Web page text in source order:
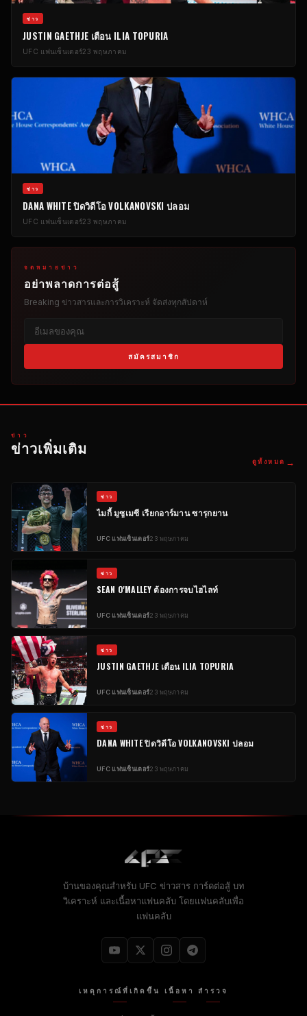
ข่าว
JUSTIN GAETHJE เตือน ILIA TOPURIA
UFC แฟนเซ็นเตอร์23 พฤษภาคม
ข่าว
DANA WHITE ปิดวิดีโอ VOLKANOVSKI ปลอม
UFC แฟนเซ็นเตอร์23 พฤษภาคม
จดหมายข่าว
อย่าพลาดการต่อสู้
Breaking ข่าวสารและการวิเคราะห์ จัดส่งทุกสัปดาห์
สมัครสมาชิก
ข่าว
ข่าวเพิ่มเติม
ดูทั้งหมด →
ข่าว
ไมกี้ มูซูเมซี เรียกอาร์มาน ซารุกยาน
UFCแฟนเซ็นเตอร์23 พฤษภาคม
ข่าว
SEAN O'MALLEY ต้องการจบไฮไลท์
UFCแฟนเซ็นเตอร์23 พฤษภาคม
ข่าว
JUSTIN GAETHJE เตือน ILIA TOPURIA
UFCแฟนเซ็นเตอร์23 พฤษภาคม
ข่าว
DANA WHITE ปิดวิดีโอ VOLKANOVSKI ปลอม
UFCแฟนเซ็นเตอร์23 พฤษภาคม
บ้านของคุณสําหรับ UFC ข่าวสาร การ์ดต่อสู้ บท
วิเคราะห์ และเนื้อหาแฟนคลับ โดยแฟนคลับเพื่อ
แฟนคลับ
เหตุการณ์ที่เกิดขึ้น เนื้อหา สํารวจ